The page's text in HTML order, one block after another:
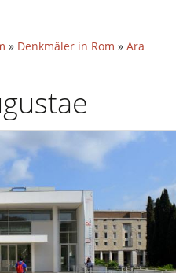
» Denkmäler in Rom » Ara